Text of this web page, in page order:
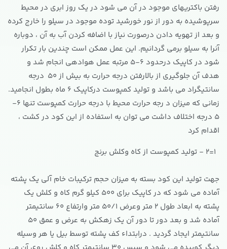
رفتن باکتریهای موجود در آن می شود در یک روز ابری در محیط
سرپوشیده به دور از نور خورشید توده موجود در سیلو را خارج کرده
و بعد از تهویه دادن درصورت نیاز با اضافه کردن آب به آن ، دوباره
آنرا به سیلو برمی گردانیم. این عمل ممکن است چندین بار تکرار
شود در کاپیک درحدود 6-5 مرتبه عمل هوادهی انجام شد و
هدف آن جلوگیری از بالارفتن درجه حرارت به بیش از 50 درجه
سانتیگراد می باشد و تولید کمپوست درکاپیک 6 ماه بطول انجامید.
زمانی که میزان د رجه حرارت محیط با درجه حرارت کمپوست تنها 6-
5 درجه اختلاف داشت می توان به استفاده از این کود در کشت ،
اقدام کرد
جهت تولید این کود بسته به میزان حجم ترکیبات خام آلی یک پشته
آماده می شود که در کاپیک برای 500 کیلو گرم کاه و کلش یک
پشته به ابعاد طول 2 متر وعرض 50/1 متر وارتفاع 60 سانتیمتر
آماده شد و بعد دور تا دور آن یک زهکش به عرض و عمق 50
سانتیمتر ایجاد گردید . درابتداء کف پشته توسط بیل یا هر وسیله